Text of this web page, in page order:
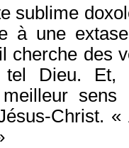
sublime
à une
cherche des
Dieu. Et,
Christ.